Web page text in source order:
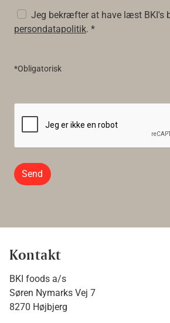
Jeg bekræfter at have læst BKI's
persondatapolitik. *
*Obligatorisk
Send
Kontakt
BKI foods a/s
Søren Nymarks Vej 7
8270 Højbjerg